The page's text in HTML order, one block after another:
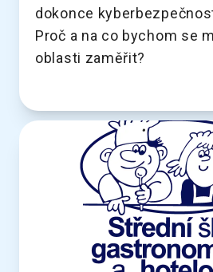
dokonce
Proč a na co bychom se
oblasti zaměřit?